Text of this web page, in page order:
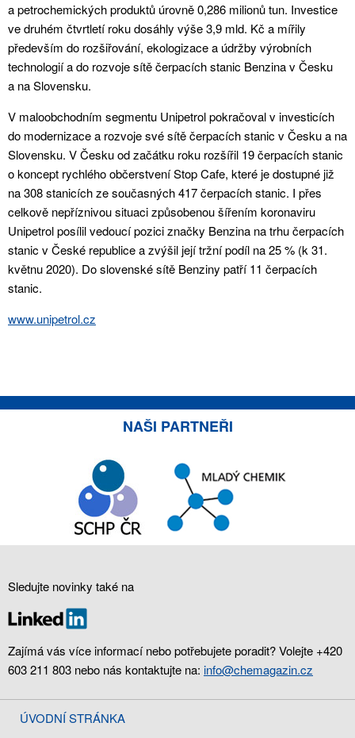
a petrochemických produktů úrovně 0,286 milionů tun. Investice
ve druhém čtvrtletí roku dosáhly výše 3,9 mld. Kč a mířily
především do rozšiřování, ekologizace a údržby výrobních
technologií a do rozvoje sítě čerpacích stanic Benzina v Česku
a na Slovensku.
V maloobchodním segmentu Unipetrol pokračoval v investicích
do modernizace a rozvoje své sítě čerpacích stanic v Česku a na
Slovensku. V Česku od začátku roku rozšířil 19 čerpacích stanic
o koncept rychlého občerstvení Stop Cafe, které je dostupné již
na 308 stanicích ze současných 417 čerpacích stanic. I přes
celkově nepříznivou situaci způsobenou šířením koronaviru
Unipetrol posílil vedoucí pozici značky Benzina na trhu čerpacích
stanic v České republice a zvýšil její tržní podíl na 25 % (k 31.
květnu 2020). Do slovenské sítě Benziny patří 11 čerpacích
stanic.
www.unipetrol.cz
NAŠI PARTNEŘI
Sledujte novinky také na
Zajímá vás více informací nebo potřebujete poradit? Volejte +420
603 211 803 nebo nás kontaktujte na: info@chemagazin.cz
ÚVODNÍ STRÁNKA